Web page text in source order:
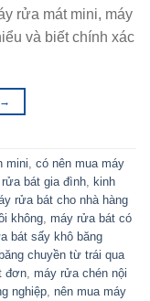
rửa mát mini, máy
và biết chính xác
→
mini
có nên mua máy
bát gia đình
kinh
rửa bát cho nhà hàng
không máy rửa bát có
bát sấy khô băng
chuyền từ trái qua
đơn máy rửa chén nội
nghiệp nên mua máy